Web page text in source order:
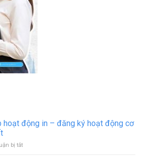
hoạt động in – đăng ký hoạt động cơ
bị tắtở